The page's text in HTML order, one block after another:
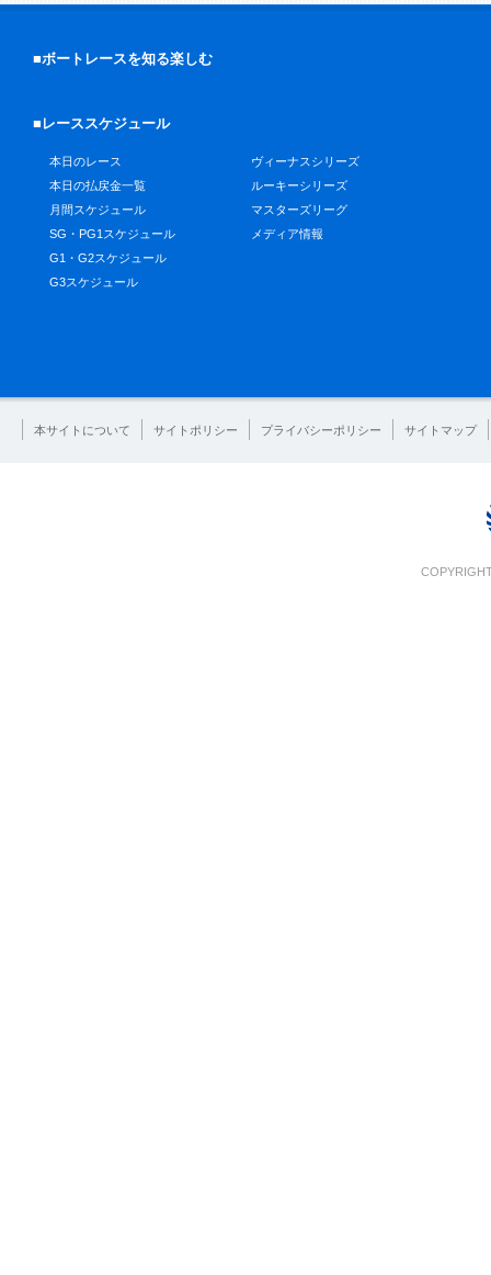
■ボートレースを知る楽しむ
■レーススケジュール
本日のレース
本日の払戻金一覧
月間スケジュール
SG・PG1スケジュール
G1・G2スケジュール
G3スケジュール
ヴィーナスシリーズ
ルーキーシリーズ
マスターズリーグ
メディア情報
本サイトについて サイトポリシー プライバシーポリシー サイトマップ